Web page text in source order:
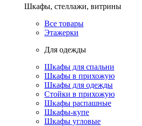
Шкафы, стеллажи, витрины
Все товары
Этажерки
Для одежды
Шкафы для спальни
Шкафы в прихожую
Шкафы для одежды
Стойки в прихожую
Шкафы распашные
Шкафы-купе
Шкафы угловые